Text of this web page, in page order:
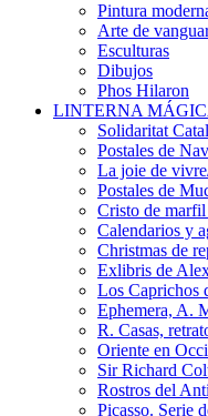
Pintura
Arte de
Esculturas
Dibujos
Phos Hilaron
LINTERNA
Solidaritat
Postales de
La joie de
Postales de
Cristo de
Calendarios y
Christmas de
Exlibris de
Los Caprichos
Ephemera, A.
R. Casas,
Oriente en
Sir Richard
Rostros del
Picasso. Serie